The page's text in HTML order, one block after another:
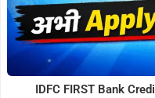
IDFC FIRST Bank